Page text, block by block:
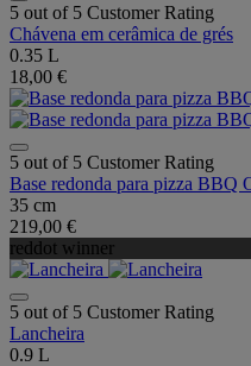
5 out of 5 Customer Rating
Chávena em cerâmica de grés
0.35 L
18,00 €
5 out of 5 Customer Rating
Base redonda para pizza BBQ
35 cm
219,00 €
reddot winner
5 out of 5 Customer Rating
Lancheira
0.9 L